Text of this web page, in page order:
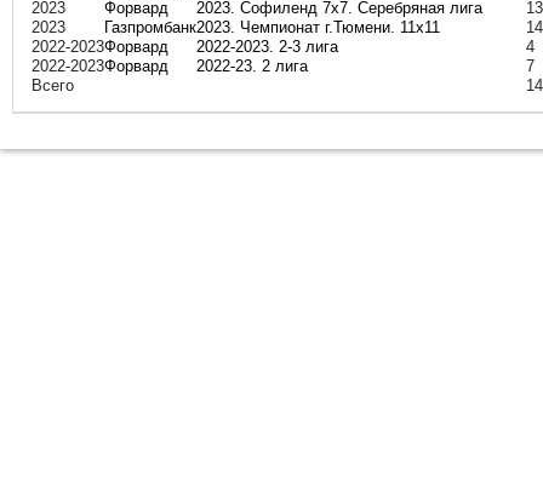
2023
Форвард 2023. Софиленд 7х7. Серебряная лига
13
2023
Газпромбанк2023. Чемпионат г.Тюмени. 11х11
14
2022-2023Форвард 2022-2023. 2-3 лига
4
2022-2023Форвард 2022-23. 2 лига
7
Всего